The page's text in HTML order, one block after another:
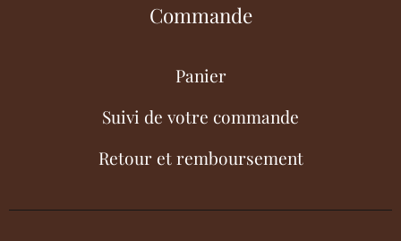
Commande
Panier
Suivi de votre commande
Retour et remboursement